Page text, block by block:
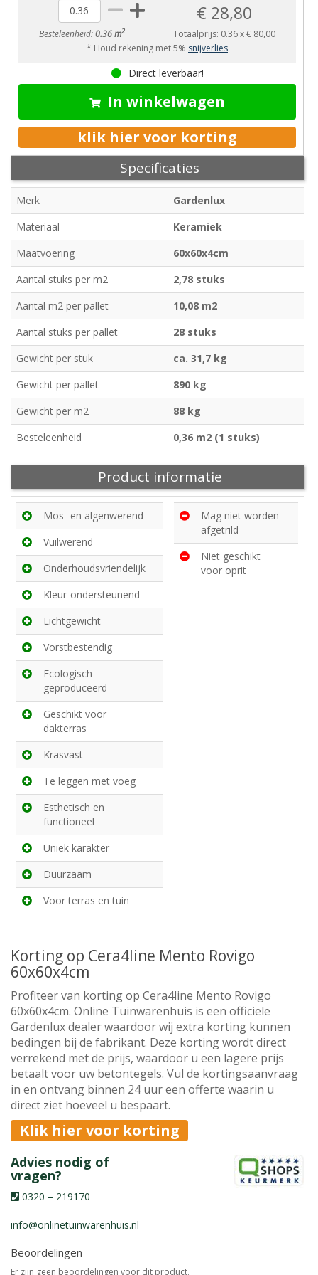
Besteleenheid:0.36 m2
€ 28,80
Totaalprijs: 0.36x€ 80,00
* Houd rekening met 5% snijverlies
Direct leverbaar!
In winkelwagen
klik hier voor korting
Specificaties
Merk
Gardenlux
Materiaal
Keramiek
Maatvoering
60x60x4cm
Aantal stuks per m2
2,78 stuks
Aantal m2 per pallet
10,08 m2
Aantal stuks per pallet
28 stuks
Gewicht per stuk
ca. 31,7 kg
Gewicht per pallet
890 kg
Gewicht per m2
88 kg
Besteleenheid
0,36 m2 (1 stuks)
Product informatie
Mos- en algenwerend
Vuilwerend
Onderhoudsvriendelijk
Kleur-ondersteunend
Lichtgewicht
Vorstbestendig
Ecologisch
geproduceerd
Geschikt voor
dakterras
Krasvast
Te leggen met voeg
Esthetisch en
functioneel
Uniek karakter
Duurzaam
Voor terras en tuin
Mag niet worden
afgetrild
Niet geschikt
voor oprit
Korting op Cera4line Mento Rovigo
60x60x4cm
Profiteer van korting op Cera4line Mento Rovigo
60x60x4cm. Online Tuinwarenhuis is een officiele
Gardenlux dealer waardoor wij extra korting kunnen
bedingen bij de fabrikant. Deze korting wordt direct
verrekend met de prijs, waardoor u een lagere prijs
betaalt voor uw betontegels. Vul de kortingsaanvraag
in en ontvang binnen 24 uur een offerte waarin u
direct ziet hoeveel u bespaart.
Klik hier voor korting
Advies nodig of
vragen?
0320 – 219170
info@onlinetuinwarenhuis.nl
Beoordelingen
Er zijn geen beoordelingen voor dit product.